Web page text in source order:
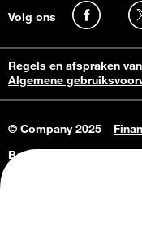
Volg ons
Regels en afspraken
Algemene
© Company 2025
Bedrijfsgegevens